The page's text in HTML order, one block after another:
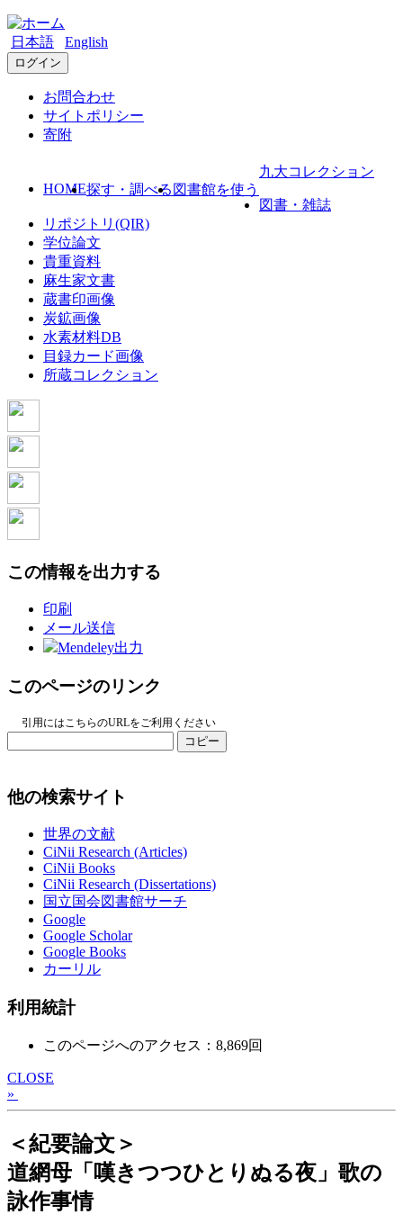
日本語 English
ログイン
お問合わせ
サイトポリシー
寄附
HOME探す・調べる 図書館を使う
九大コレクション
図書・雑誌
リポジトリ(QIR)
学位論文
貴重資料
麻生家文書
蔵書印画像
炭鉱画像
水素材料DB
目録カード画像
所蔵コレクション
この情報を出力する
印刷
メール送信
Mendeley出力
このページのリンク
引用にはこちらのURLをご利用ください
コピー
他の検索サイト
世界の文献
CiNii Research (Articles)
CiNii Books
CiNii Research (Dissertations)
国立国会図書館サーチ
Google
Google Scholar
Google Books
カーリル
利用統計
このページへのアクセス：8,869回
CLOSE
»
＜紀要論文＞
道網母「嘆きつつひとりぬる夜」歌の
詠作事情